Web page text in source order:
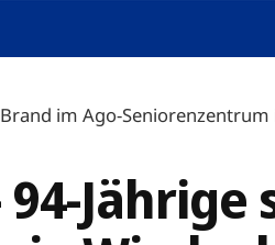
im Ago-Seniorenzentrum